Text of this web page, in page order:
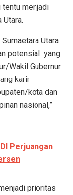
tentu menjadi
Utara.
Utara
potensial yang
Wakil Gubernur
karir
kota dan
nasional,”
Perjuangan
prioritas